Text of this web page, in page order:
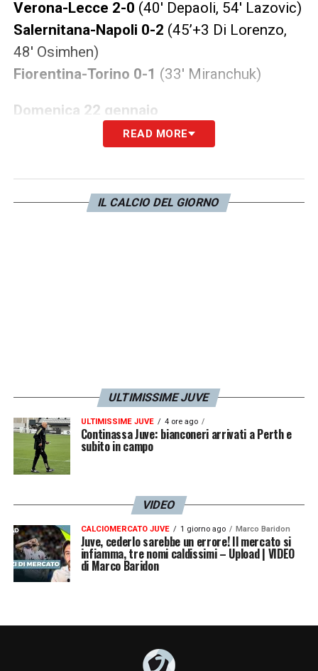
Verona-Lecce 2-0 (40′ Depaoli, 54′ Lazovic)
Salernitana-Napoli 0-2 (45’+3 Di Lorenzo,
48′ Osimhen)
Fiorentina-Torino 0-1 (33′ Miranchuk)
Domenica 22 gennaio
Sampdoria-Udinese 0-1(90′ Ehizibue)
Spezia-Roma 0-2(45′ El Shaarawy, 49′
55′ aut. Chiriches)
Inter-Empoli 0-1(66′ Baldanzi)
Martedì 24 gennaio
Zaccagni, 67′ rig. Luis Alberto, 75′ Felipe
Anderson)
Classifica Serie A
READ MORE
IL CALCIO DEL GIORNO
ULTIMISSIME JUVE
ULTIMISSIME JUVE 4 ore ago
Continassa Juve: bianconeri arrivati a Perth e
subito in campo
VIDEO
CALCIOMERCATO JUVE 1 giorno ago Marco Baridon
Juve, cederlo sarebbe un errore! Il mercato si
infiamma, tre nomi caldissimi – Upload | VIDEO
di Marco Baridon